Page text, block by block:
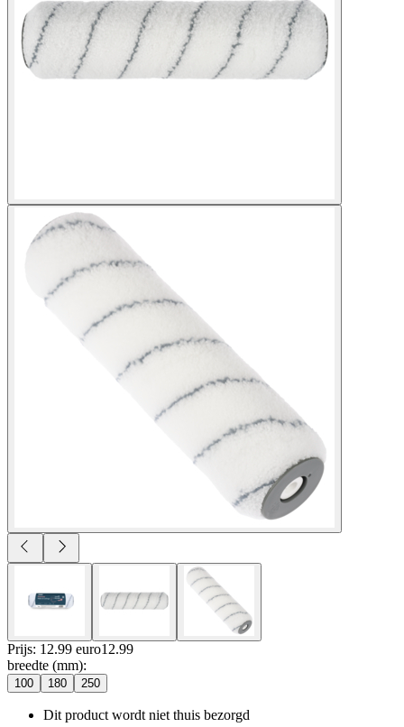
Prijs: 12.99 euro12.99
breedte (mm):
100 180 250
Dit product wordt niet thuis bezorgd